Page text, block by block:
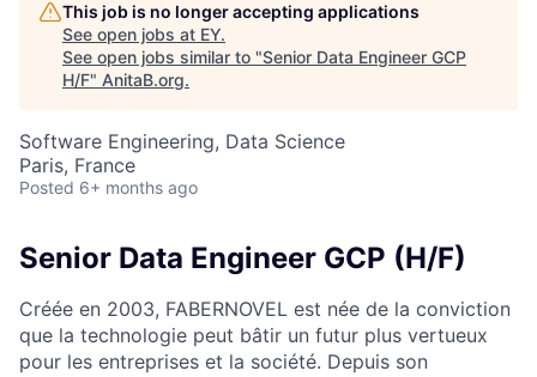
This job is no longer accepting applications
See open jobs at EY.
See open jobs similar to "Senior Data Engineer GCP
H/F" AnitaB.org.
Software Engineering, Data Science
Paris, France
Posted 6+ months ago
Senior Data Engineer GCP (H/F)
Créée en 2003, FABERNOVEL est née de la conviction
que la technologie peut bâtir un futur plus vertueux
pour les entreprises et la société. Depuis son